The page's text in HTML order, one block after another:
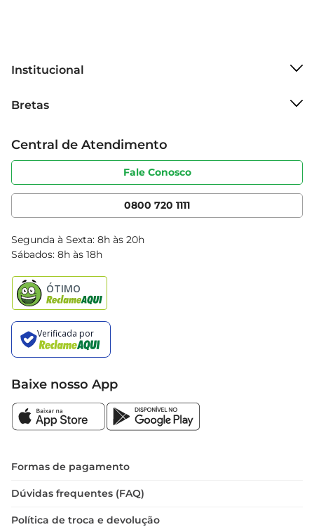
Institucional
Grupo Cencosud
Sobre privacidade
Portal do fornecedor
Cencosud Media
Bretas
Produtos Bretas
Código de ética
Serviços
Clube Bretas
Blog Bretas
Black Friday
Central de Atendimento
Fale Conosco
0800 720 1111
Segunda à Sexta: 8h às 20h
Sábados: 8h às 18h
Baixe nosso App
Formas de pagamento
Dúvidas frequentes (FAQ)
Política de troca e devolução